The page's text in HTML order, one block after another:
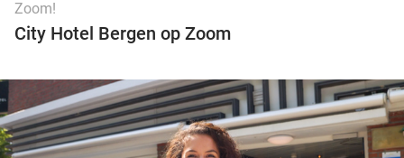
Zoom!
City Hotel Bergen op Zoom